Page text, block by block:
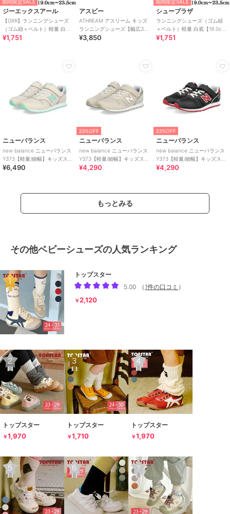
期間限定SALE
ジーエックスアール
【GXR】ランニングシューズ
（ゴム紐＋ベルト）軽量 白底
【19.0cm～23.5cm】
¥1,751
アスビー
ATHREAM アスリーム キッズ
ランニングシューズ【幅広3E/
軽量/抗菌】
¥3,850
期間限定SALE
シュープラザ
ランニングシューズ（ゴム紐
＋ベルト）軽量 白底【19.0cm
～23.5cm】
¥1,751
ニューバランス
new balance ニューバランス
Y373【軽量/細幅】キッズスニ
ーカー 子供靴
¥6,490
33%OFF
ニューバランス
new balance ニューバランス
Y373【軽量/細幅】キッズスニ
ーカー 子供靴
¥4,290
33%OFF
ニューバランス
new balance ニューバランス
Y373【軽量/細幅】キッズスニ
ーカー 子供靴
¥4,290
もっとみる
その他ベビーシューズの人気ランキング
トップスター
5.00
（ 1件の口コミ ）
￥2,120
トップスター
￥1,970
トップスター
￥1,710
トップスター
￥1,970